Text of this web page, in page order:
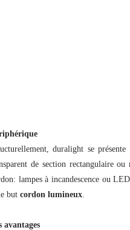
duralight se
de section rectangulaire
lampes à incandescence ou
but cordon lumineux.
avantages